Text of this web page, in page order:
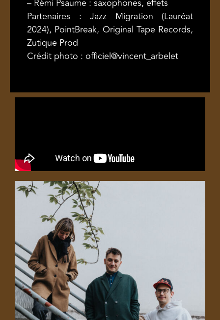
– Rémi Psaume : saxophones, effets
Partenaires : Jazz Migration (Lauréat
2024), PointBreak, Original Tape Records,
Zutique Prod
Crédit photo : officiel@vincent_arbelet